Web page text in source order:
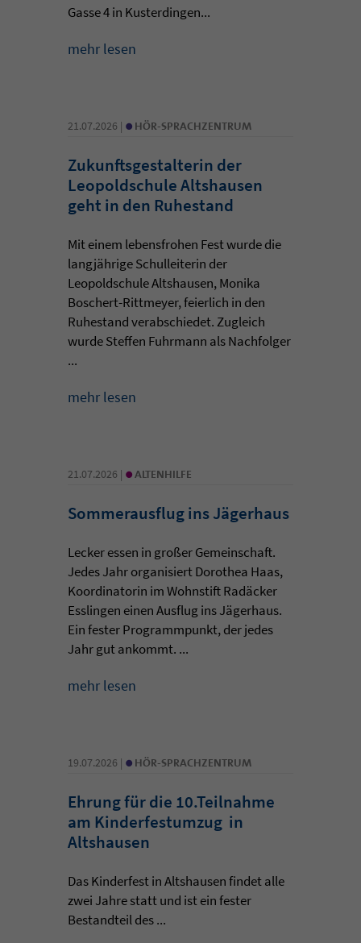
Gasse 4 in Kusterdingen...
mehr lesen
21.07.2026 | • HÖR-SPRACHZENTRUM
Zukunftsgestalterin der
Leopoldschule Altshausen
geht in den Ruhestand
Mit einem lebensfrohen Fest wurde die
langjährige Schulleiterin der
Leopoldschule Altshausen, Monika
Boschert-Rittmeyer, feierlich in den
Ruhestand verabschiedet. Zugleich
wurde Steffen Fuhrmann als Nachfolger
...
mehr lesen
21.07.2026 | • ALTENHILFE
Sommerausflug ins Jägerhaus
Lecker essen in großer Gemeinschaft.
Jedes Jahr organisiert Dorothea Haas,
Koordinatorin im Wohnstift Radäcker
Esslingen einen Ausflug ins Jägerhaus.
Ein fester Programmpunkt, der jedes
Jahr gut ankommt. ...
mehr lesen
19.07.2026 | • HÖR-SPRACHZENTRUM
Ehrung für die 10.Teilnahme
am Kinderfestumzug in
Altshausen
Das Kinderfest in Altshausen findet alle
zwei Jahre statt und ist ein fester
Bestandteil des ...